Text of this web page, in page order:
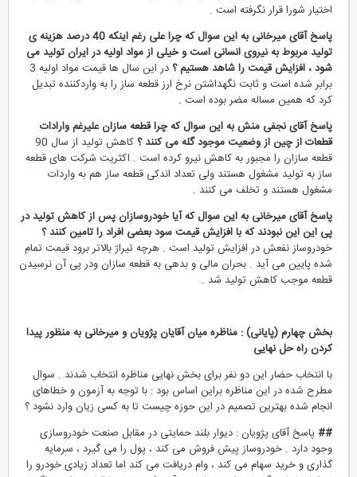
اختیار شورا قرار نگرفته است .
پاسخ آقای میرخانی به این سوال که چرا علی رغم اینکه 40 درصد هزینه ی
تولید مربوط به نیروی انسانی است و خیلی از مواد اولیه در ایران تولید می
شود ، افزایش قیمت را شاهد هستیم ؟
در این سال ها قیمت مواد اولیه 3
برابر شده است و ثابت نگهداشتن نرخ ارز قطعه ساز را به واردکننده تبدیل
کرد که همین مساله مضر بوده است .
پاسخ آقای نجفی منش به این سوال که چرا قطعه سازان علیرغم وارادات
قطعات از چین از وضعیت موجود گله می کنند ؟
کاهش تولید از سال 90
قطعه سازان را مجبور به کاهش نیرو کرده است . اکثریت شرکت های قطعه
ساز به تولید مشغول هستند ولی تعداد اندکی قطعه ساز هم به واردات
مشغول هستند و تخلف می کنند .
پاسخ آقای میرخانی به این سوال که آیا خودروسازان پس از کاهش تولید در
پی این این نبودند که با افزایش قیمت سود بعضی افراد را تامین کنند ؟
خودروساز نفعش در افزایش تولید است . هرچه تیراژ بالاتر برود قیمت تمام
شده پایین می آید . بحران مالی و بدهی به قطعه سازان ودر پی آن نرسیدن
قطعه موجب کاهش تولید شد .
بخش چهارم (پایانی) : مناظره میان آقایان پژویان و میرخانی به منظور پیدا
کردن راه حل نهایی
با انتخاب حضار این دو نفر برای بخش نهایی مناظره انتخاب شدند . سوال
مطرح شده در این مناظره براین اساس بود : با توجه به آزمون و خطاهای
انجام شده بهترین تصمیم در این حوزه چیست تا به کسی زیان وارد نشود ؟
##پاسخ آقای پژویان : دیوار بلند حمایتی در مقابل صنعت خودروسازی
وجود دارد . خودروساز پیش فروش می کند ، پول را می گیرد ، سرمایه
گذاری و خرید سهام می کند ، وام دریافت می کند اما تعداد زیادی خودرو را